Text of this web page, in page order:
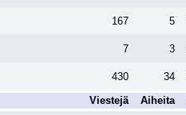
167 5
7 3
430 34
Viestejä Aiheita